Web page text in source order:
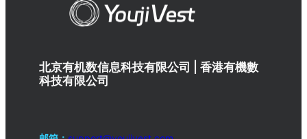
北京有机数信息科技有限公司 | 香港有機數
科技有限公司